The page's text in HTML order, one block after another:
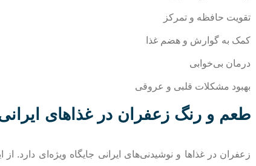
تقویت حافظه و تمرکز
کمک به گوارش و هضم غذا
درمان بی‌خوابی
بهبود مشکلات قلبی و عروقی
طعم و رنگ زعفران در غذاهای
زعفران در غذاها و نوشیدنی‌های ایرانی جایگاه ویژه‌ای دارد.